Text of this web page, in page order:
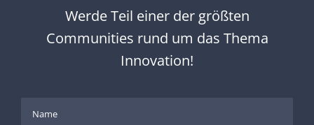
Werde Teil einer der größten
Communities rund um das Thema
Innovation!